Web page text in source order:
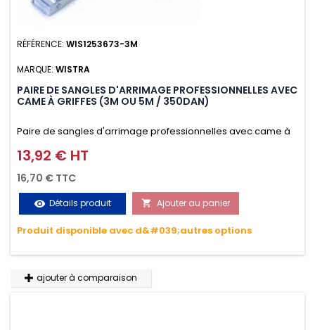
RÉFÉRENCE: WIS1253673-3M
MARQUE: WISTRA
PAIRE DE SANGLES D'ARRIMAGE PROFESSIONNELLES AVEC
CAME À GRIFFES (3M OU 5M / 350DAN)
Paire de sangles d'arrimage professionnelles avec came à
griffes (3M ou 5M / 350daN), simple et rapide d'utilisation.
Permet d'arrimer et de sécuriser vos chargements pendant
le transport. Matière polyester très résistante aux UV et aux
variations de températures, n'absorbe pas l'eau.
Prix
13,92 € HT
16,70 € TTC
visibility Détails produit  Ajouter au panier
Produit disponible avec d&#039;autres options
ajouter à comparaison